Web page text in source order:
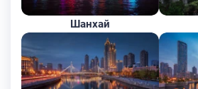
Шанхай